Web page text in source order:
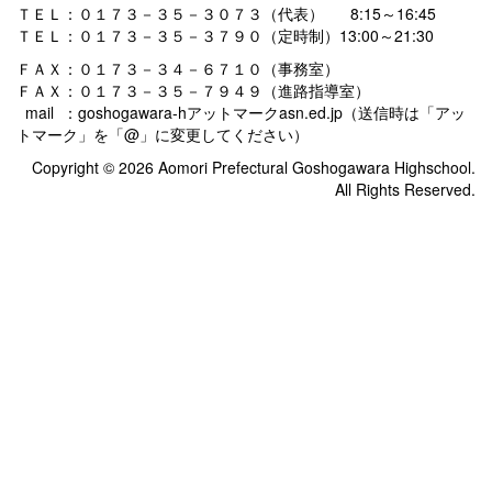
ＴＥＬ：０１７３－３５－３０７３（代表） 8:15～16:45
ＴＥＬ：０１７３－３５－３７９０（定時制）13:00～21:30
ＦＡＸ：０１７３－３４－６７１０（事務室）
ＦＡＸ：０１７３－３５－７９４９（進路指導室）
mail ：goshogawara-hアットマークasn.ed.jp（送信時は「アッ
トマーク」を「@」に変更してください）
Copyright © 2026 Aomori Prefectural Goshogawara Highschool.
All Rights Reserved.